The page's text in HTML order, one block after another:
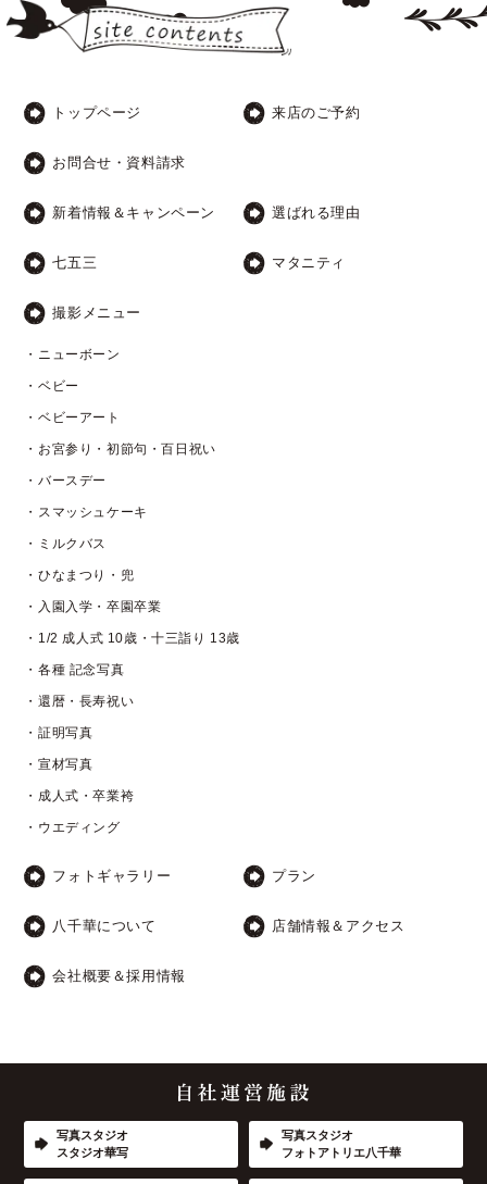
トップページ 来店のご予約
お問合せ・資料請求
新着情報＆キャンペーン 選ばれる理由
七五三 マタニティ
撮影メニュー
・ニューボーン
・ベビー
・ベビーアート
・お宮参り・初節句・百日祝い
・バースデー
・スマッシュケーキ
・ミルクバス
・ひなまつり・兜
・入園入学・卒園卒業
・1/2 成人式 10歳・十三詣り 13歳
・各種 記念写真
・還暦・長寿祝い
・証明写真
・宣材写真
・成人式・卒業袴
・ウエディング
フォトギャラリー プラン
八千華について 店舗情報＆アクセス
会社概要＆採用情報
写真スタジオ
スタジオ華写
写真スタジオ
フォトアトリエ八千華